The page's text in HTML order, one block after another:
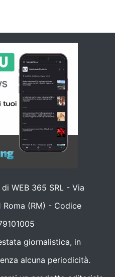
WEB 365 SRL - Via
Roma (RM) - Codice
giornalistica, in
alcuna periodicità.